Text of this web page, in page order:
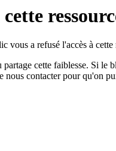
vous a refusé l'accès à
cette faiblesse. Si le
nous contacter pour qu'on